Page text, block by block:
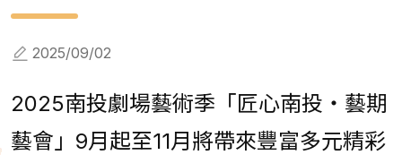
2025/09/02
2025南投劇場藝術季「匠心南投‧藝期
藝會」9月起至11月將帶來豐富多元精彩